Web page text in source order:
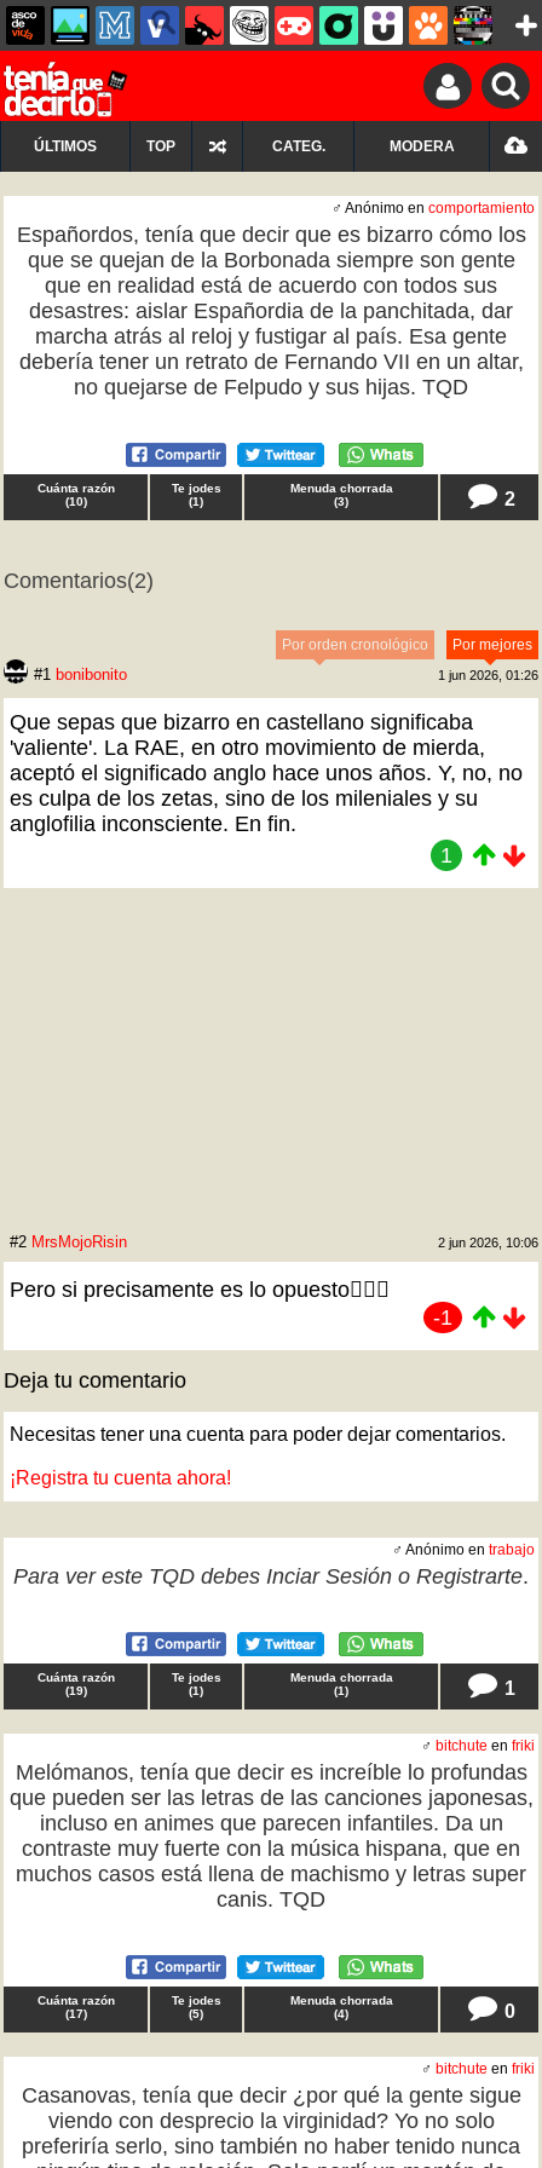
ÚLTIMOS TOP CATEG. MODERA
♂ Anónimo en comportamiento
Españordos, tenía que decir que es bizarro cómo los
que se quejan de la Borbonada siempre son gente
que en realidad está de acuerdo con todos sus
desastres: aislar Españordia de la panchitada, dar
marcha atrás al reloj y fustigar al país. Esa gente
debería tener un retrato de Fernando VII en un altar,
no quejarse de Felpudo y sus hijas. TQD
Cuánta razón
(10)
Te jodes
(1)
Menuda chorrada
(3) 2
Comentarios(2)
Por mejores
Por orden cronológico
#1 bonibonito 1 jun 2026, 01:26
Que sepas que bizarro en castellano significaba
'valiente'. La RAE, en otro movimiento de mierda,
aceptó el significado anglo hace unos años. Y, no, no
es culpa de los zetas, sino de los mileniales y su
anglofilia inconsciente. En fin.
1
#2 MrsMojoRisin 2 jun 2026, 10:06
Pero si precisamente es lo opuesto🤦🏼‍♀️
-1
Deja tu comentario
Necesitas tener una cuenta para poder dejar comentarios.
¡Registra tu cuenta ahora!
♂ Anónimo en trabajo
Para ver este TQD debes Inciar Sesión o Registrarte.
Cuánta razón
(19)
Te jodes
(1)
Menuda chorrada
(1) 1
♂ bitchute en friki
Melómanos, tenía que decir es increíble lo profundas
que pueden ser las letras de las canciones japonesas,
incluso en animes que parecen infantiles. Da un
contraste muy fuerte con la música hispana, que en
muchos casos está llena de machismo y letras super
canis. TQD
Cuánta razón
(17)
Te jodes
(5)
Menuda chorrada
(4) 0
♂ bitchute en friki
Casanovas, tenía que decir ¿por qué la gente sigue
viendo con desprecio la virginidad? Yo no solo
preferiría serlo, sino también no haber tenido nunca